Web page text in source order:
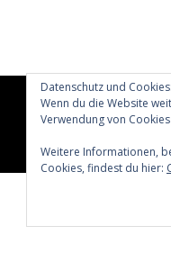
Datenschutz und
Wenn du die Website
Verwendung von Cookies
Weitere Informationen,
Cookies, findest du hier:
Copyright © 2026